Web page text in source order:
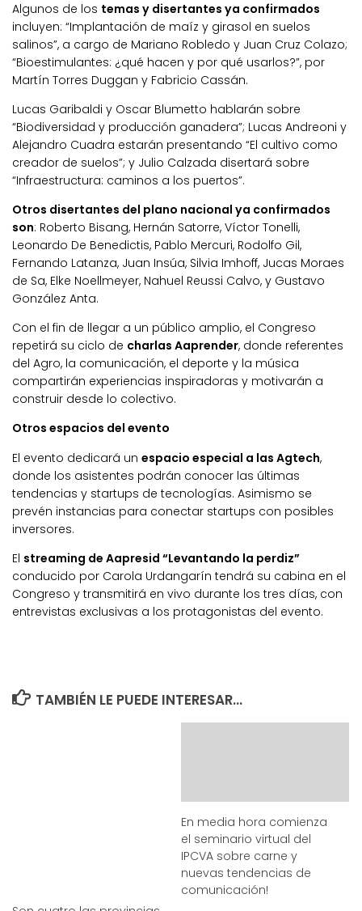
Algunos de los temas y disertantes ya confirmados
incluyen: “Implantación de maíz y girasol en suelos
salinos”, a cargo de Mariano Robledo y Juan Cruz Colazo;
“Bioestimulantes: ¿qué hacen y por qué usarlos?”, por
Martín Torres Duggan y Fabricio Cassán.
Lucas Garibaldi y Oscar Blumetto hablarán sobre
“Biodiversidad y producción ganadera”; Lucas Andreoni y
Alejandro Cuadra estarán presentando “El cultivo como
creador de suelos”; y Julio Calzada disertará sobre
“Infraestructura: caminos a los puertos”.
Otros disertantes del plano nacional ya confirmados
son: Roberto Bisang, Hernán Satorre, Víctor Tonelli,
Leonardo De Benedictis, Pablo Mercuri, Rodolfo Gil,
Fernando Latanza, Juan Insúa, Silvia Imhoff, Jucas Moraes
de Sa, Elke Noellmeyer, Nahuel Reussi Calvo, y Gustavo
González Anta.
Con el fin de llegar a un público amplio, el Congreso
repetirá su ciclo de charlas Aaprender, donde referentes
del Agro, la comunicación, el deporte y la música
compartirán experiencias inspiradoras y motivarán a
construir desde lo colectivo.
Otros espacios del evento
El evento dedicará un espacio especial a las Agtech,
donde los asistentes podrán conocer las últimas
tendencias y startups de tecnologías. Asimismo se
prevén instancias para conectar startups con posibles
inversores.
El streaming de Aapresid “Levantando la perdiz”
conducido por Carola Urdangarín tendrá su cabina en el
Congreso y transmitirá en vivo durante los tres días, con
entrevistas exclusivas a los protagonistas del evento.
TAMBIÉN LE PUEDE INTERESAR...
En media hora comienza
el seminario virtual del
IPCVA sobre carne y
nuevas tendencias de
comunicación!